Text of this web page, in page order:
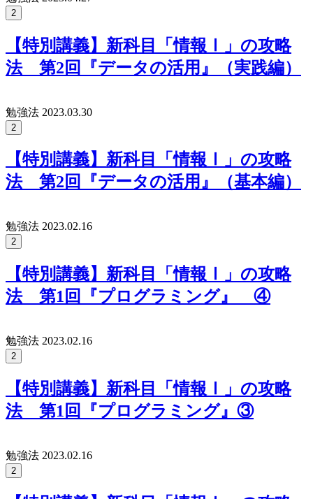
2
【特別講義】新科目「情報Ⅰ」の攻略
法 第2回『データの活用』（実践編）
勉強法 2023.03.30
2
【特別講義】新科目「情報Ⅰ」の攻略
法 第2回『データの活用』（基本編）
勉強法 2023.02.16
2
【特別講義】新科目「情報Ⅰ」の攻略
法 第1回『プログラミング』 ④
勉強法 2023.02.16
2
【特別講義】新科目「情報Ⅰ」の攻略
法 第1回『プログラミング』③
勉強法 2023.02.16
2